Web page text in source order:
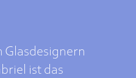
ist das